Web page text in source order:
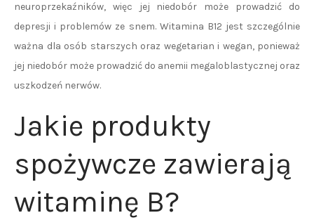
neuroprzekaźników, więc jej niedobór może prowadzić do
depresji i problemów ze snem. Witamina B12 jest szczególnie
ważna dla osób starszych oraz wegetarian i wegan, ponieważ
jej niedobór może prowadzić do anemii megaloblastycznej oraz
uszkodzeń nerwów.
Jakie produkty
spożywcze zawierają
witaminę B?